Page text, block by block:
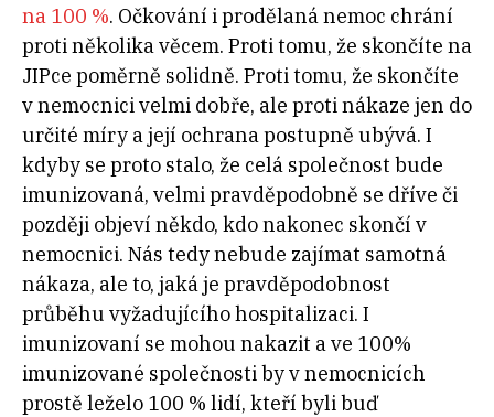
na 100 %. Očkování i prodělaná nemoc chrání
proti několika věcem. Proti tomu, že skončíte na
JIPce poměrně solidně. Proti tomu, že skončíte
v nemocnici velmi dobře, ale proti nákaze jen do
určité míry a její ochrana postupně ubývá. I
kdyby se proto stalo, že celá společnost bude
imunizovaná, velmi pravděpodobně se dříve či
později objeví někdo, kdo nakonec skončí v
nemocnici. Nás tedy nebude zajímat samotná
nákaza, ale to, jaká je pravděpodobnost
průběhu vyžadujícího hospitalizaci. I
imunizovaní se mohou nakazit a ve 100%
imunizované společnosti by v nemocnicích
prostě leželo 100 % lidí, kteří byli buď